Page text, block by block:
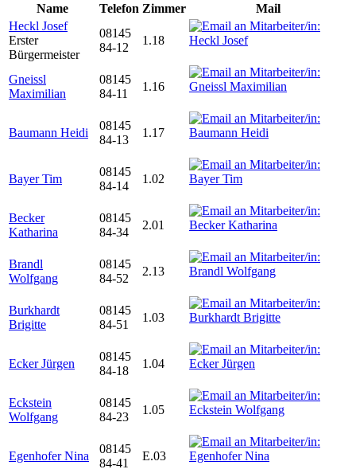
Name
Telefon Zimmer
Mail
Heckl Josef
Erster
Bürgermeister
08145
84-12
1.18
Gneissl
Maximilian
08145
84-11
1.16
Baumann Heidi
08145
84-13
1.17
Bayer Tim
08145
84-14
1.02
Becker
Katharina
08145
84-34
2.01
Brandl
Wolfgang
08145
84-52
2.13
Burkhardt
Brigitte
08145
84-51
1.03
Ecker Jürgen
08145
84-18
1.04
Eckstein
Wolfgang
08145
84-23
1.05
Egenhofer Nina
08145
84-41
E.03